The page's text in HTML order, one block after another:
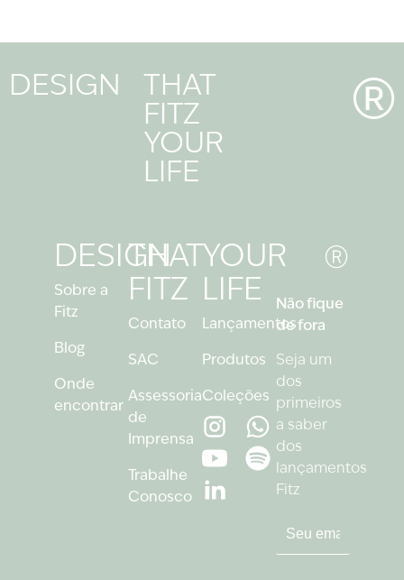
DESIGN THAT
FITZ
YOUR
LIFE
®
DESIGN
Sobre a
Fitz
Blog
Onde
encontrar
THAT
FITZ
Contato
SAC
Assessoria
de
Imprensa
Trabalhe
Conosco
YOUR
LIFE
Lançamentos
Produtos
Coleções
®
Não fique
de fora
Seja um
dos
primeiros
a saber
dos
lançamentos
Fitz